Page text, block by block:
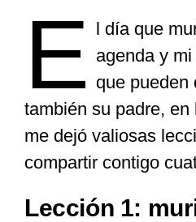
E l día que
agenda y
que pueden
también su padre,
me dejó valiosas
compartir contigo
Lección 1: